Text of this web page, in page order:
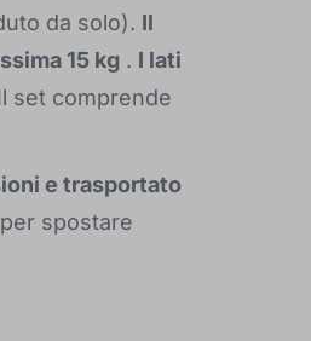
da solo). Il
15 kg . I lati
set comprende
e trasportato
spostare